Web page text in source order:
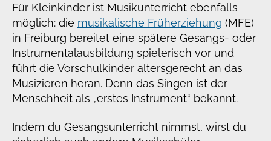
Für Kleinkinder ist Musikunterricht ebenfalls
möglich: die musikalische Früherziehung (MFE)
in Freiburg bereitet eine spätere Gesangs- oder
Instrumentalausbildung spielerisch vor und
führt die Vorschulkinder altersgerecht an das
Musizieren heran. Denn das Singen ist der
Menschheit als „erstes Instrument“ bekannt.
Indem du Gesangsunterricht nimmst, wirst du